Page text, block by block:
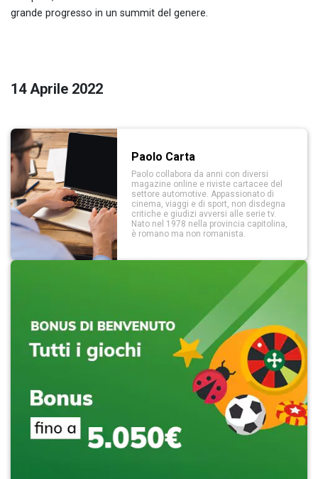
grande progresso in un summit del genere.
14 Aprile 2022
Paolo Carta
Paolo collabora da anni con diversi
magazine online e riviste cartacee del
settore automotive. Appassionato di
cinema, viaggi e di sport, non disdegna
critiche e giudizi avversi alle serie tv.
Nato nel 1978 nella provincia capitolina,
è romano ma non romanista.